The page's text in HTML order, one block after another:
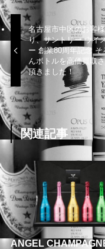
名古屋市中区のお客
り、サントリー ウイ
ー 創業80周年記念 そ
んボトルを高価買取
頂きました！
関連記事
ANGEL